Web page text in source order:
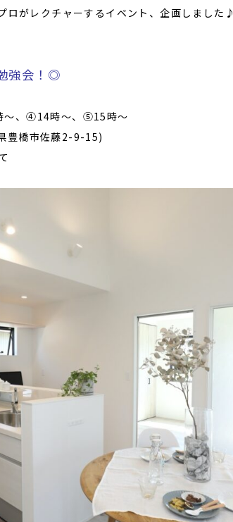
ロがレクチャーするイベント、企画しました♪
強会！◎
、④14時〜、⑤15時〜
豊橋市佐藤2-9-15)